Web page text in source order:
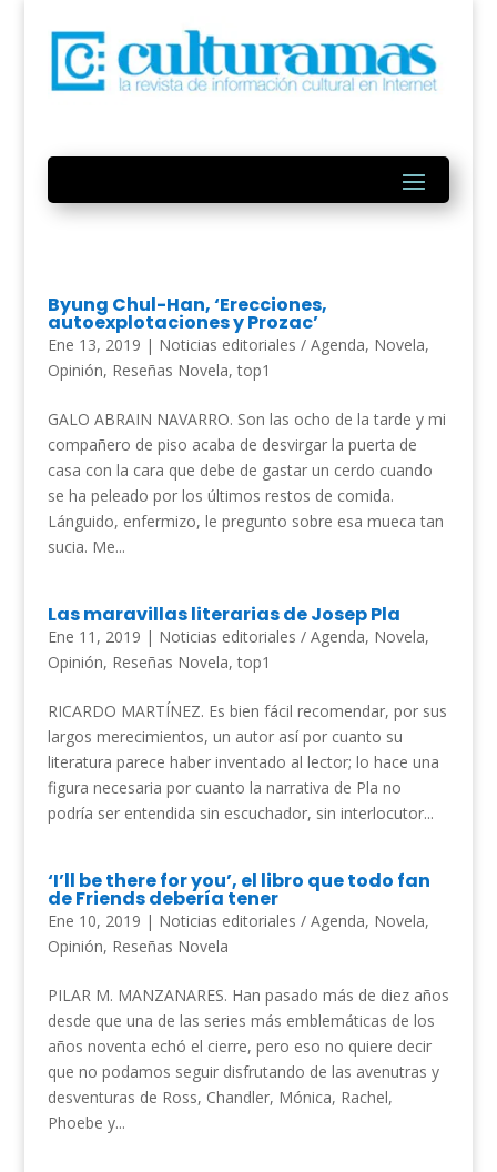
Byung Chul-Han, ‘Erecciones,
autoexplotaciones y Prozac’
Ene 13, 2019 | Noticias editoriales / Agenda, Novela,
Opinión, Reseñas Novela,top1
GALO ABRAIN NAVARRO. Son las ocho de la tarde y mi
compañero de piso acaba de desvirgar la puerta de
casa con la cara que debe de gastar un cerdo cuando
se ha peleado por los últimos restos de comida.
Lánguido, enfermizo, le pregunto sobre esa mueca tan
sucia. Me...
Las maravillas literarias de Josep Pla
Ene 11, 2019 | Noticias editoriales / Agenda, Novela,
Opinión, Reseñas Novela,top1
RICARDO MARTÍNEZ. Es bien fácil recomendar, por sus
largos merecimientos, un autor así por cuanto su
literatura parece haber inventado al lector; lo hace una
figura necesaria por cuanto la narrativa de Pla no
podría ser entendida sin escuchador, sin interlocutor...
‘I’ll be there for you’, el libro que todo fan
de Friends debería tener
Ene 10, 2019 | Noticias editoriales / Agenda, Novela,
Opinión, Reseñas Novela
PILAR M. MANZANARES. Han pasado más de diez años
desde que una de las series más emblemáticas de los
años noventa echó el cierre, pero eso no quiere decir
que no podamos seguir disfrutando de las avenutras y
desventuras de Ross, Chandler, Mónica, Rachel,
Phoebe y...